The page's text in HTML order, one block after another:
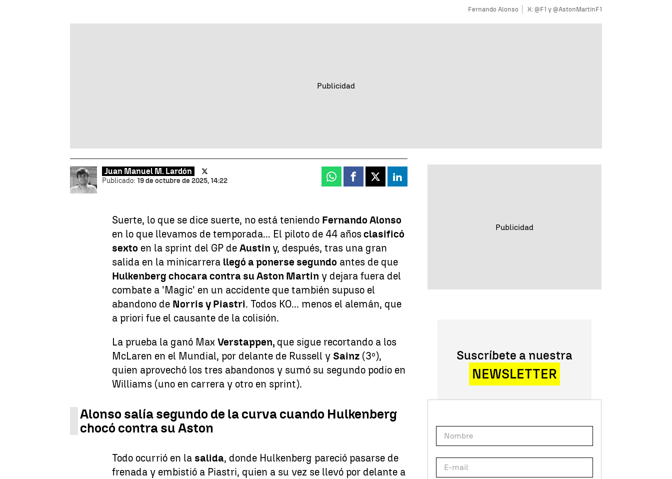
Fernando Alonso X: @F1 y @AstonMartinF1
Juan Manuel M. Lardón
Publicado: 19 de octubre de 2025, 14:22 Whatsapp
Facebook
X Linkedin
Suerte, lo que se dice suerte, no está teniendo Fernando Alonso
en lo que llevamos de temporada... El piloto de 44 añosclasificó
sexto en la sprint del GP deAustin y, después, tras una gran
salida en la minicarrera llegó a ponerse segundo antes de que
Hulkenberg chocara contra su Aston Martin y dejara fuera del
combate a 'Magic' en un accidente que también supuso el
abandono de Norris y Piastri. Todos KO... menos el alemán, que
a priori fue el causante de la colisión.
La prueba la ganó MaxVerstappen, que sigue recortando a los
McLaren en el Mundial, por delante de Russell ySainz (3º),
quien aprovechó los tres abandonos y sumó su segundo podio en
Williams (uno en carrera y otro en sprint).
Alonso salía segundo de la curva cuando Hulkenberg
chocó contra su Aston
Todo ocurrió en lasalida, donde Hulkenberg pareció pasarse de
frenada y embistió a Piastri, quien a su vez se llevó por delante a
Suscríbete a nuestra
NEWSLETTER